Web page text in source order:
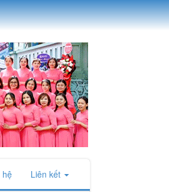
hệ Liên kết